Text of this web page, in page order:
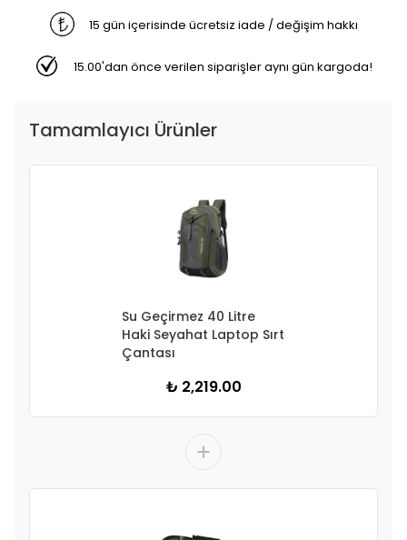
15 gün içerisinde ücretsiz iade / değişim hakkı
15.00'dan önce verilen siparişler aynı gün kargoda!
Tamamlayıcı Ürünler
Su Geçirmez 40 Litre
Haki Seyahat Laptop Sırt
Çantası
₺ 2,219.00